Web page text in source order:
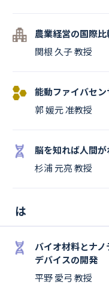
農業経営の国際比
関根 久子 教授
能動ファイバセン
郭 媛元 准教授
脳を知れば人間が
杉浦 元亮 教授
は
バイオ材料とナ
デバイスの開発
平野 愛弓 教授